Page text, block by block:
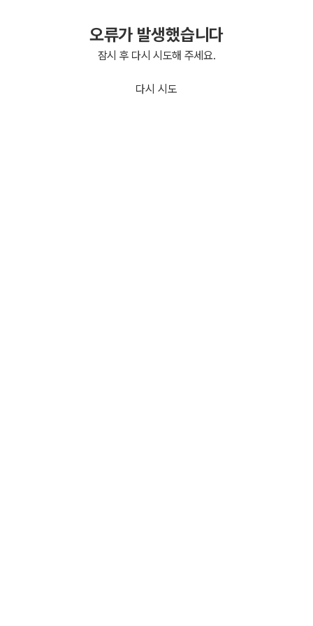
오류가 발생했습니다
잠시 후 다시 시도해 주세요.
다시 시도